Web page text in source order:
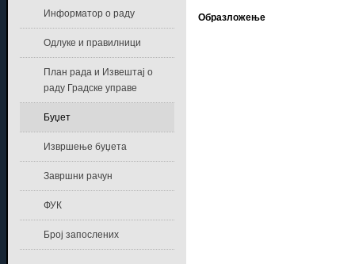
Образложење
Информатор о раду
Одлуке и правилници
План рада и Извештај о
раду Градске управе
Буџет
Извршење буџета
Завршни рачун
ФУК
Број запослених